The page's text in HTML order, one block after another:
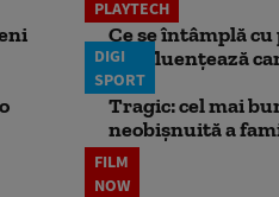
PLAYTECH
Ce se întâmplă
le influențează
DIGI
SPORT
Tragic: cel mai
neobișnuită a
FILM
NOW